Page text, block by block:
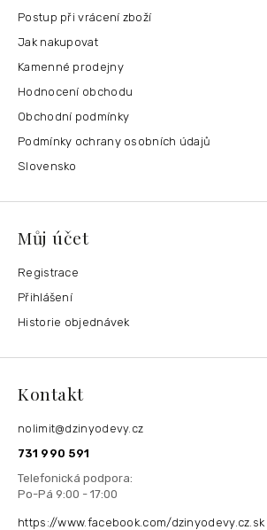
Postup při vrácení zboží
Jak nakupovat
Kamenné prodejny
Hodnocení obchodu
Obchodní podmínky
Podmínky ochrany osobních údajů
Slovensko
Můj účet
Registrace
Přihlášení
Historie objednávek
Kontakt
nolimit@dzinyodevy.cz
731 990 591
https://www.facebook.com/dzinyodevy.cz.sk